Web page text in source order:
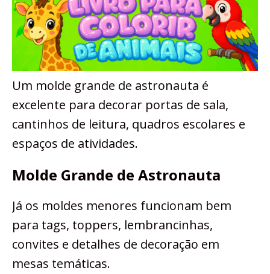
Um molde grande de astronauta é
excelente para decorar portas de sala,
cantinhos de leitura, quadros escolares e
espaços de atividades.
Molde Grande de Astronauta
Já os moldes menores funcionam bem
para tags, toppers, lembrancinhas,
convites e detalhes de decoração em
mesas temáticas.